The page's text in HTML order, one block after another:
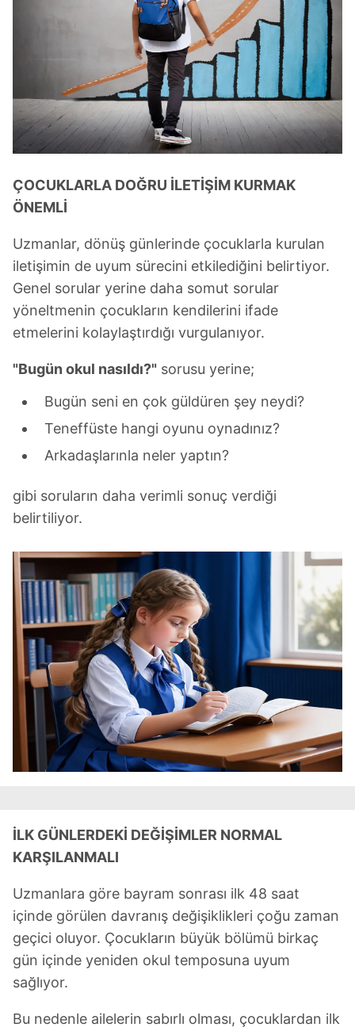
ÇOCUKLARLA DOĞRU İLETİŞİM KURMAK
ÖNEMLİ
Uzmanlar, dönüş günlerinde çocuklarla kurulan
iletişimin de uyum sürecini etkilediğini belirtiyor.
Genel sorular yerine daha somut sorular
yöneltmenin çocukların kendilerini ifade
etmelerini kolaylaştırdığı vurgulanıyor.
"Bugün okul nasıldı?" sorusu yerine;
Bugün seni en çok güldüren şey neydi?
Teneffüste hangi oyunu oynadınız?
Arkadaşlarınla neler yaptın?
gibi soruların daha verimli sonuç verdiği
belirtiliyor.
İLK GÜNLERDEKİ DEĞİŞİMLER NORMAL
KARŞILANMALI
Uzmanlara göre bayram sonrası ilk 48 saat
içinde görülen davranış değişiklikleri çoğu zaman
geçici oluyor. Çocukların büyük bölümü birkaç
gün içinde yeniden okul temposuna uyum
sağlıyor.
Bu nedenle ailelerin sabırlı olması, çocuklardan ilk